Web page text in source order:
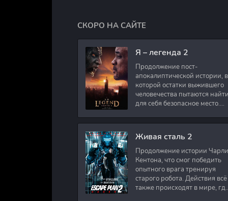
СКОРО НА САЙТЕ
Я – легенда 2
Продолжение пост-
апокалиптической истории, в
которой остатки выжившего
человечества пытаются найти
для себя безопасное место.
работал в медицинском
Живая сталь 2
Продолжение истории Чарли
Кентона, что смог победить
опытного врага тренируя
старого робота. Действия всё
также происходят в мире, где